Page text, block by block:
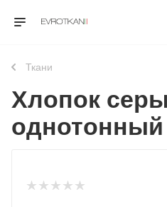
Ткани
Хлопок
однотонный